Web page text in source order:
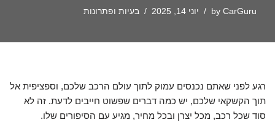
by CarGuru יוני 14, 2025 בעיות ופתרונות
רגע לפני שאתם נכנסים עמוק לתוך עולם הרכב שלכם, וספציפית אל
תוך הקשקאי שלכם, יש כמה דברים שפשוט חייבים לדעת. זה לא
סוד שכל רכב, מכל יצרן ובכל מחיר, מגיע עם הסיפורים שלו.